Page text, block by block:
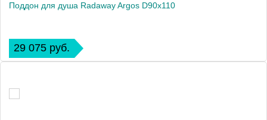
Поддон для душа Radaway Argos D90x110
29 075 руб.